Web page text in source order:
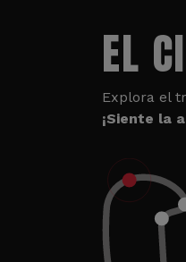
EL
Explora el
¡Siente la